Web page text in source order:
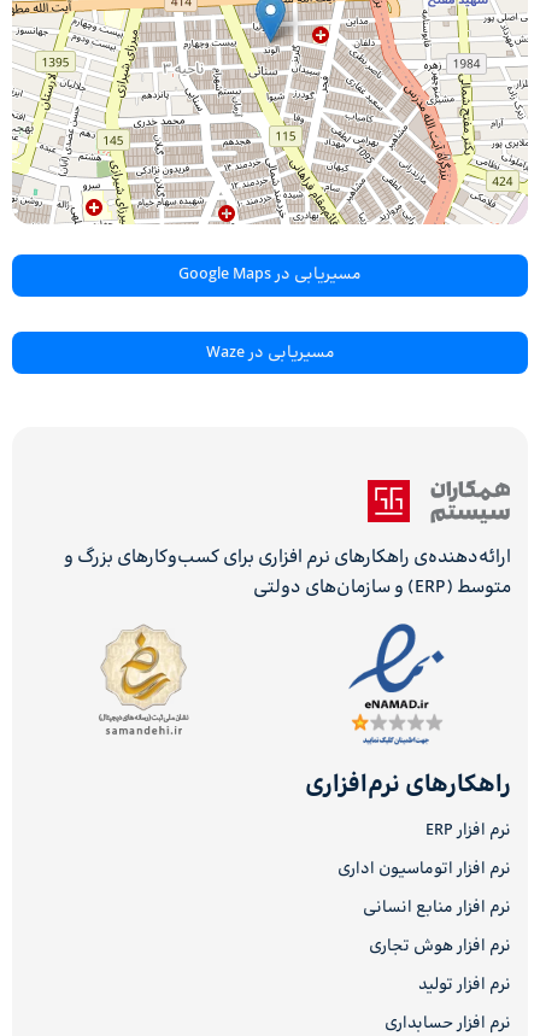
مسیریابی در Google Maps
مسیریابی در Waze
ارائه‌دهنده‌ی راهکارهای نرم افزاری برای کسب‌وکارهای بزرگ و
متوسط (ERP) و سازمان‌های دولتی
راهکارهای نرم‌افزاری
نرم افزار ERP
نرم افزار اتوماسیون اداری
نرم افزار منابع انسانی
نرم افزار هوش تجاری
نرم افزار تولید
نرم افزار حسابداری